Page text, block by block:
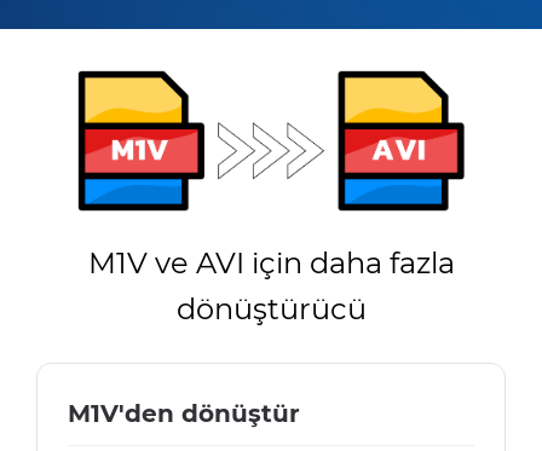
M1V ve AVI için daha fazla
dönüştürücü
M1V'den dönüştür